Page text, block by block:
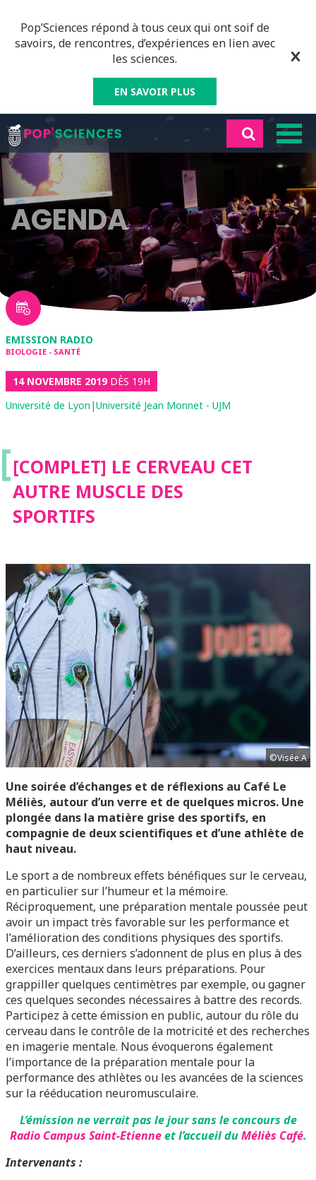
Pop’Sciences répond à tous ceux qui ont soif de
savoirs, de rencontres, d’expériences en lien avec
les sciences.
EN SAVOIR PLUS
AGENDA
EMISSION RADIO
BIOLOGIE - SANTÉ
14 NOVEMBRE 2019DÈS 19H
Université de Lyon|Université Jean Monnet - UJM
[[COMPLET] LE CERVEAU CET
AUTRE MUSCLE DES
SPORTIFS
©Visée.A
Une soirée d’échanges et de réflexions au Café Le
Méliès, autour d’un verre et de quelques micros. Une
plongée dans la matière grise des sportifs, en
compagnie de deux scientifiques et d’une athlète de
haut niveau.
Le sport a de nombreux effets bénéfiques sur le cerveau,
en particulier sur l’humeur et la mémoire.
Réciproquement, une préparation mentale poussée peut
avoir un impact très favorable sur les performance et
l’amélioration des conditions physiques des sportifs.
D’ailleurs, ces derniers s’adonnent de plus en plus à des
exercices mentaux dans leurs préparations. Pour
grappiller quelques centimètres par exemple, ou gagner
ces quelques secondes nécessaires à battre des records.
Participez à cette émission en public, autour du rôle du
cerveau dans le contrôle de la motricité et des recherches
en imagerie mentale. Nous évoquerons également
l’importance de la préparation mentale pour la
performance des athlètes ou les avancées de la sciences
sur la rééducation neuromusculaire.
L’émission ne verrait pas le jour sans le concours de
Radio Campus Saint-Etienneet l’accueil duMéliès Café.
Intervenants :